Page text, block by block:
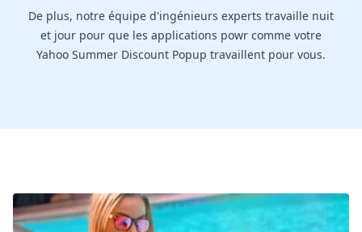
De plus, notre équipe d'ingénieurs experts travaille nuit
et jour pour que les applications powr comme votre
Yahoo Summer Discount Popup travaillent pour vous.